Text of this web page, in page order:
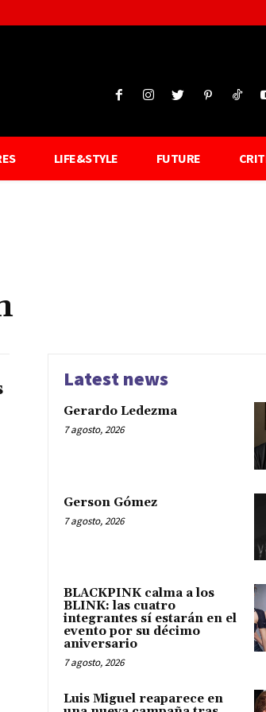
LIFE&STYLE FUTURE
Latest news
Gerardo Ledezma
7 agosto, 2026
Gerson Gómez
7 agosto, 2026
BLACKPINK calma a los
BLINK: las cuatro
integrantes sí estarán en el
evento por su décimo
aniversario
7 agosto, 2026
Luis Miguel reaparece en